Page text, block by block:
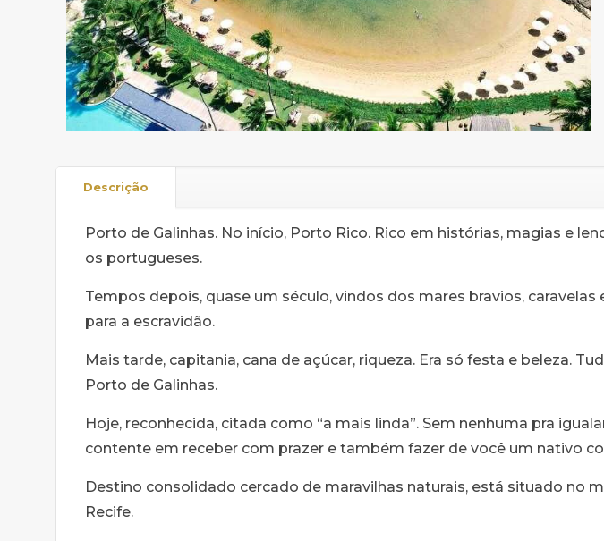
Descrição
Porto de Galinhas. No início, Porto Rico. Rico em histórias, magias e
os portugueses.
Tempos depois, quase um século, vindos dos mares bravios,
para a escravidão.
Mais tarde, capitania, cana de açúcar, riqueza. Era só festa e beleza.
Porto de Galinhas.
Hoje, reconhecida, citada como “a mais linda”. Sem nenhuma pra
contente em receber com prazer e também fazer de você um nativo
Destino consolidado cercado de maravilhas naturais, está situado no
Recife.